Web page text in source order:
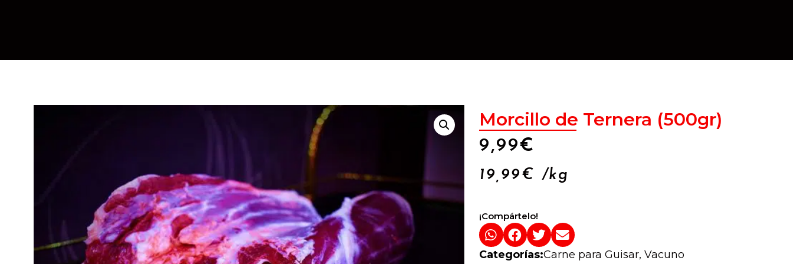
Morcillo de Ternera (500gr)
9,99€
19,99€ /kg
¡Compártelo!
Categorías:Carne para Guisar, Vacuno